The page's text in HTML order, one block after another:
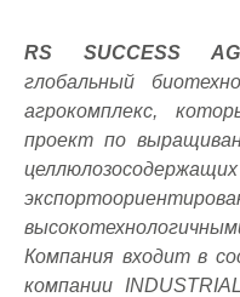
RS SUCCESS
глобальный
агрокомплекс,
проект по
Компания входит в
компании INDUSTRIAL